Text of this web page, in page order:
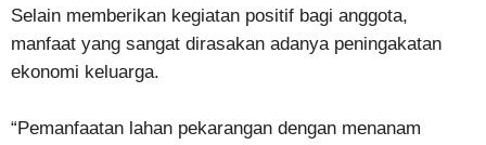
Selain memberikan kegiatan positif bagi anggota,
manfaat yang sangat dirasakan adanya peningakatan
ekonomi keluarga.
“Pemanfaatan lahan pekarangan dengan menanam